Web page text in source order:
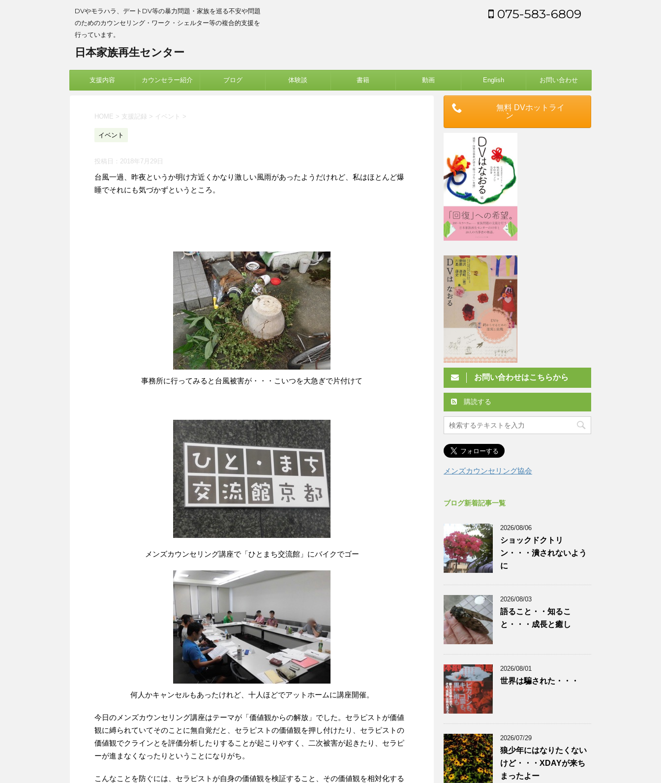
DVやモラハラ、デートDV等の暴力問題・家族を巡る不安や問題
のためのカウンセリング・ワーク・シェルター等の複合的支援を
行っています。
日本家族再生センター
075-583-6809
支援内容 カウンセラー紹介 ブログ 体験談 書籍 動画 English お問い合わせ
HOME > 支援記録 > イベント >
イベント
投稿日： 2018年7月29日
台風一過、昨夜というか明け方近くかなり激しい風雨があったようだけれど、私はほとんど爆
睡でそれにも気づかずというところ。
事務所に行ってみると台風被害が・・・こいつを大急ぎで片付けて
メンズカウンセリング講座で「ひとまち交流館」にバイクでゴー
何人かキャンセルもあったけれど、十人ほどでアットホームに講座開催。
今日のメンズカウンセリング講座はテーマが「価値観からの解放」でした。セラピストが価値
観に縛られていてそのことに無自覚だと、セラピストの価値観を押し付けたり、セラピストの
価値観でクラインとを評価分析したりすることが起こりやすく、二次被害が起きたり、セラピ
ーが進まなくなったりということになりがち。
こんなことを防ぐには、セラピストが自身の価値観を検証すること、その価値観を相対化する
無料 DVホットライ
ン
お問い合わせはこちらから
購読する
メンズカウンセリング協会
ブログ新着記事一覧
2026/08/06
ショックドクトリ
ン・・・潰されないよう
に
2026/08/03
語ること・・知るこ
と・・・成長と癒し
2026/08/01
世界は騙された・・・
2026/07/29
狼少年にはなりたくない
けど・・・XDAYが来ち
まったよー